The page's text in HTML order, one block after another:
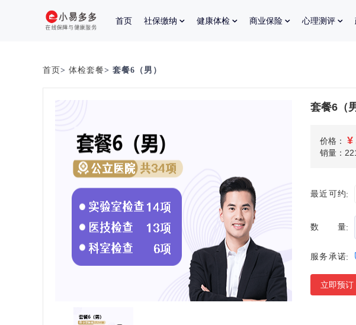
首页 社保缴纳 健康体检 商业保险 心理测评
首页> 体检套餐> 套餐6（男）
套餐6（
价格： ¥
销量：
最近可约:
数量:
服务承诺:
立即预订